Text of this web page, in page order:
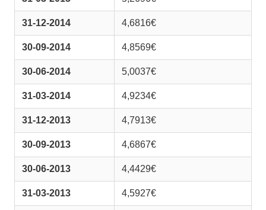
31-12-2014 4,6816€
30-09-2014 4,8569€
30-06-2014 5,0037€
31-03-2014 4,9234€
31-12-2013 4,7913€
30-09-2013 4,6867€
30-06-2013 4,4429€
31-03-2013 4,5927€